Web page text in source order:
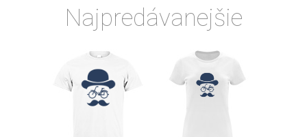
Najpredávanejšie